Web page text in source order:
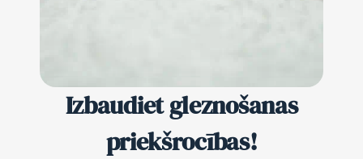
Izbaudiet gleznošanas
priekšrocības!